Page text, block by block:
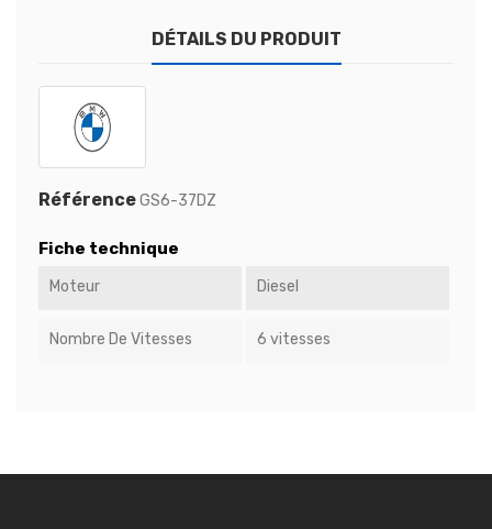
DÉTAILS DU PRODUIT
RéférenceGS6-37DZ
Fiche technique
Moteur Diesel
Nombre De Vitesses 6 vitesses